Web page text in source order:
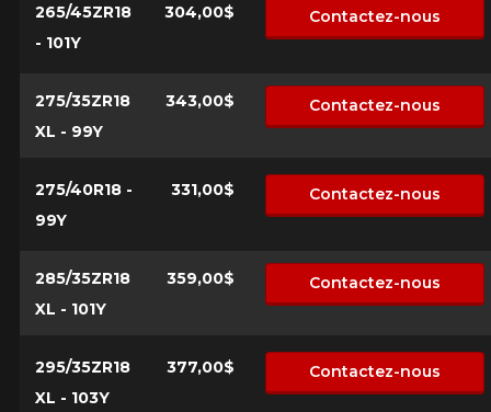
265/45ZR18
- 101Y
304,00$ Contactez-nous
275/35ZR18
XL - 99Y
343,00$ Contactez-nous
275/40R18 -
99Y
331,00$ Contactez-nous
285/35ZR18
XL - 101Y
359,00$ Contactez-nous
295/35ZR18
XL - 103Y
377,00$ Contactez-nous